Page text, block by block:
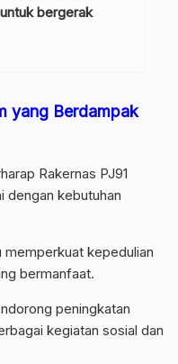
bergerak
yang Berdampak
Rakernas PJ91
dengan kebutuhan
memperkuat kepedulian
bermanfaat.
peningkatan
kegiatan sosial dan